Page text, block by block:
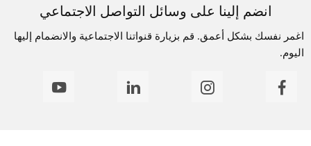
انضم إلينا على وسائل التواصل الاجتماعي
اغمر نفسك بشكل أعمق. قم بزيارة قنواتنا الاجتماعية والانضمام إليها
اليوم.